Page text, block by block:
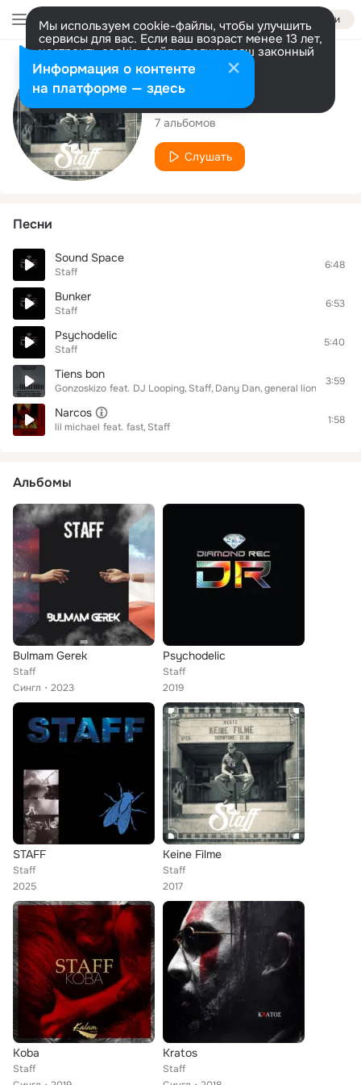
Войти
Мы используем cookie-файлы, чтобы улучшить
сервисы для вас. Если ваш возраст менее 13 лет,
настроить cookie-файлы должен ваш законный
представитель. Больше информации
Разрешить все Настроить
Исполнитель
Staff
7 альбомов
Слушать
Песни
Sound Space
Staff
6:48
Bunker
Staff
6:53
Psychodelic
Staff
5:40
Tiens bon
Gonzoskizo feat. DJ Looping Staff Dany Dan general lion i Torody
3:59
Narcos
lil michael feat. fast Staff
1:58
Альбомы
Bulmam Gerek
Staff
Сингл
2023
Psychodelic
Staff
2019
STAFF
Staff
2025
Keine Filme
Staff
2017
Koba
Staff
Kratos
Staff
Информация о контенте
на платформе — здесь